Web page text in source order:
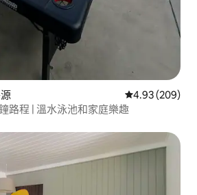
從 209 則評價
4.93 (209)
路程 | 溫水泳池和家庭樂趣